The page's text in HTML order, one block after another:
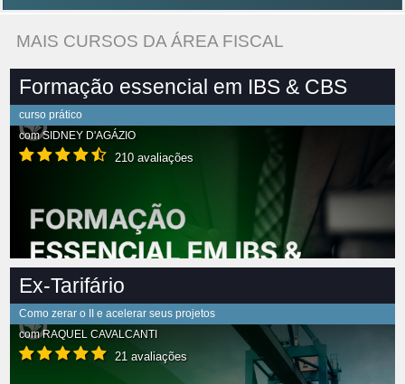
MAIS CURSOS DA ÁREA FISCAL
Formação essencial em IBS & CBS
curso prático
comSIDNEY D'AGÁZIO
210 avaliações
Ex-Tarifário
Como zerar o II e acelerar seus projetos
comRAQUEL CAVALCANTI
21 avaliações